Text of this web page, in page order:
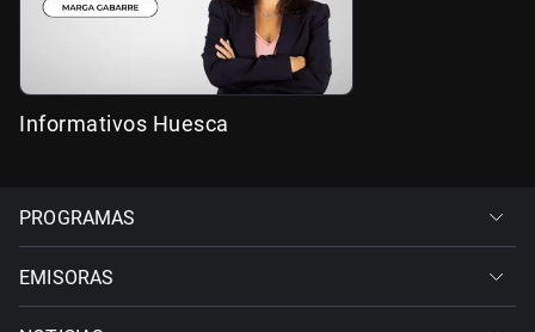
Informativos Huesca
PROGRAMAS
EMISORAS